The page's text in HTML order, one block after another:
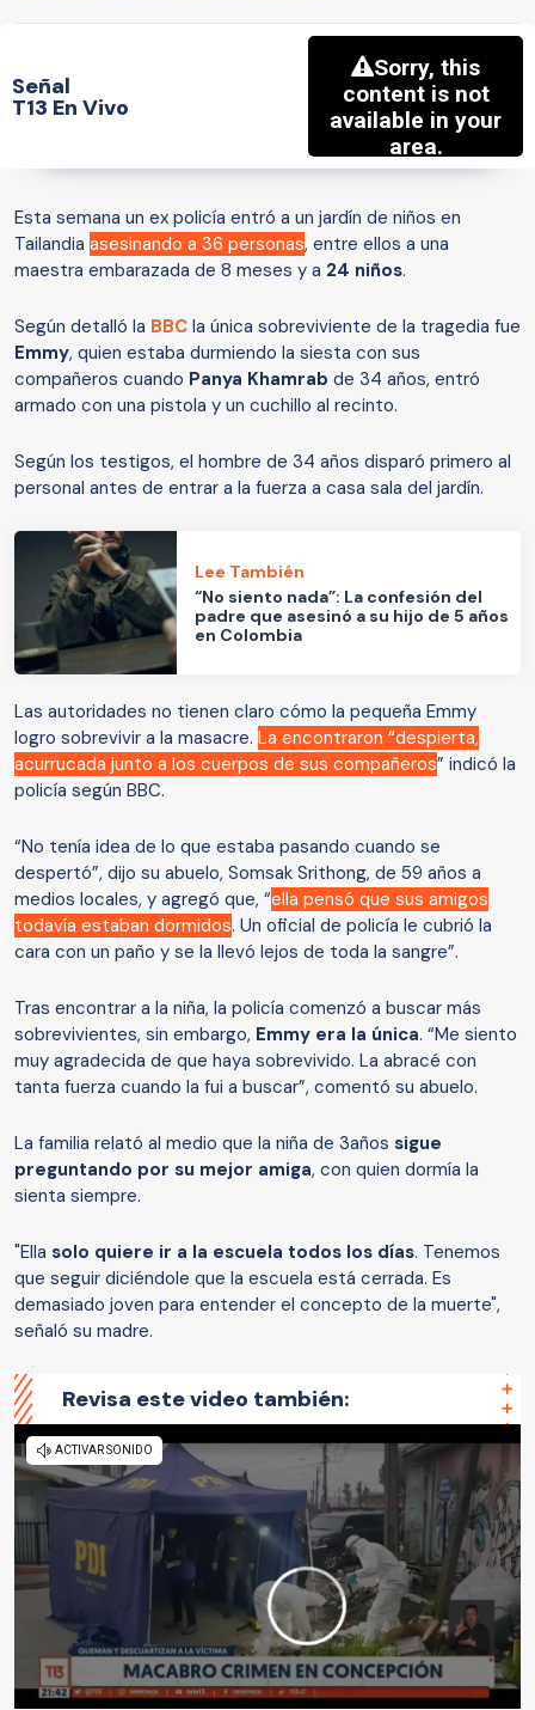
Señal
T13 En Vivo
Esta semana un ex policía entró a un jardín de niños en
Tailandia asesinando a 36 personas, entre ellos a una
maestra embarazada de 8 meses y a 24 niños.
Según detalló la BBC la única sobreviviente de la tragedia fue
Emmy, quien estaba durmiendo la siesta con sus
compañeros cuando Panya Khamrab de 34 años, entró
armado con una pistola y un cuchillo al recinto.
Según los testigos, el hombre de 34 años disparó primero al
personal antes de entrar a la fuerza a casa sala del jardín.
Lee También
“No siento nada”: La confesión del
padre que asesinó a su hijo de 5 años
en Colombia
Las autoridades no tienen claro cómo la pequeña Emmy
logro sobrevivir a la masacre. La encontraron “despierta,
acurrucada junto a los cuerpos de sus compañeros” indicó la
policía según BBC.
“No tenía idea de lo que estaba pasando cuando se
despertó”, dijo su abuelo, Somsak Srithong, de 59 años a
medios locales, y agregó que, “ella pensó que sus amigos
todavía estaban dormidos. Un oficial de policía le cubrió la
cara con un paño y se la llevó lejos de toda la sangre”.
Tras encontrar a la niña, la policía comenzó a buscar más
sobrevivientes, sin embargo, Emmy era la única. “Me siento
muy agradecida de que haya sobrevivido. La abracé con
tanta fuerza cuando la fui a buscar”, comentó su abuelo.
La familia relató al medio que la niña de 3años sigue
preguntando por su mejor amiga, con quien dormía la
sienta siempre.
"Ella solo quiere ir a la escuela todos los días. Tenemos
que seguir diciéndole que la escuela está cerrada. Es
demasiado joven para entender el concepto de la muerte",
señaló su madre.
Revisa este video también: